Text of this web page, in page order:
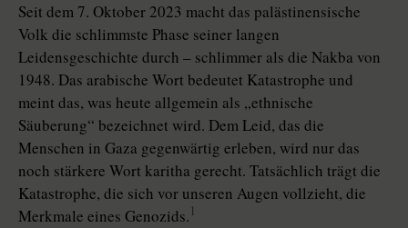
Seit dem 7. Oktober 2023 macht das palästinensische
Volk die schlimmste Phase seiner langen
Leidensgeschichte durch – schlimmer als die Nakba von
1948. Das arabische Wort bedeutet Katastrophe und
meint das, was heute allgemein als „ethnische
Säuberung“ bezeichnet wird. Dem Leid, das die
Menschen in Gaza gegenwärtig erleben, wird nur das
noch stärkere Wort karitha gerecht. Tatsächlich trägt die
Katastrophe, die sich vor unseren Augen vollzieht, die
Merkmale eines Genozids. 1